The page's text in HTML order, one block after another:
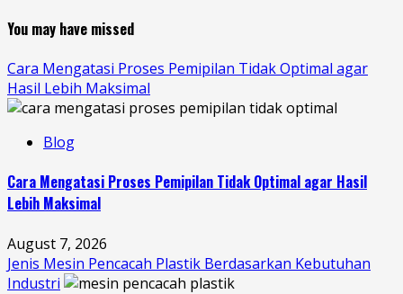
You may have missed
Cara Mengatasi Proses Pemipilan Tidak Optimal agar
Hasil Lebih Maksimal
Blog
Cara Mengatasi Proses Pemipilan Tidak Optimal agar Hasil
Lebih Maksimal
August 7, 2026
Jenis Mesin Pencacah Plastik Berdasarkan Kebutuhan
Industri